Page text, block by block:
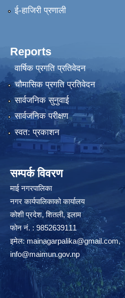
ई-हाजिरी प्रणाली
Reports
वार्षिक प्रगति प्रतिवेदन
चौमासिक प्रगति प्रतिवेदन
सार्वजनिक सुनुवाई
सार्वजनिक परीक्षण
स्वत: प्रकाशन
सम्पर्क विवरण
माई नगरपालिका
नगर कार्यपालिकाको कार्यालय
कोशी प्रदेश, शितली, इलाम
फोन नं. : 9852639111
इमेल:mainagarpalika@gmail.com,
info@maimun.gov.np